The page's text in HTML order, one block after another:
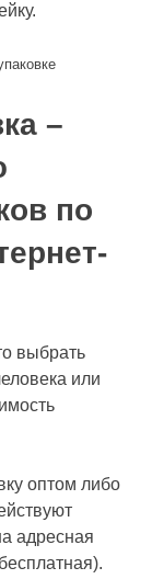
–
по
выбрать
или
оптом либо
адресная